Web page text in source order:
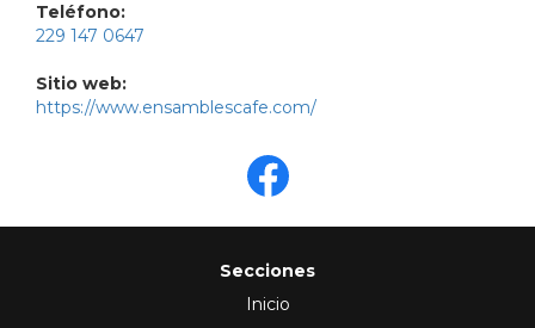
Teléfono:
229 147 0647
Sitio web:
https://www.ensamblescafe.com/
Secciones
Inicio